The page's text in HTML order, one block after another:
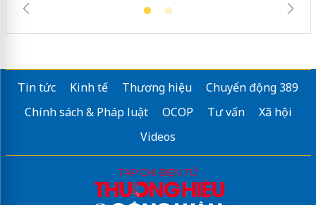
Tin tức Kinh tế Thương hiệu
Chuyển động 389
Chính sách & Pháp luật
OCOP Tư vấn
Xã hội
Videos